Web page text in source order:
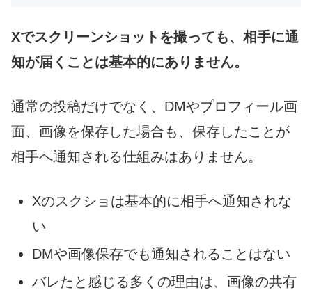
Xでスクリーンショットを撮っても、相手に通
知が届くことは基本的にありません。
通常の投稿だけでなく、DMやプロフィール画
面、画像を保存した場合も、保存したことが
相手へ通知される仕組みはありません。
Xのスクショは基本的に相手へ通知されな
い
DMや画像保存でも通知されることはない
バレたと感じる多くの理由は、画像の共有